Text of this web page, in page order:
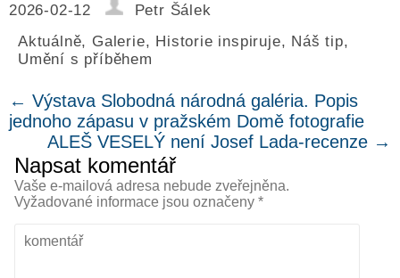
2026-02-12
Petr Šálek
Aktuálně, Galerie, Historie inspiruje, Náš tip,
Umění s příběhem
← Výstava Slobodná národná galéria. Popis
jednoho zápasu v pražském Domě fotografie
ALEŠ VESELÝ není Josef Lada-recenze →
Napsat komentář
Vaše e-mailová adresa nebude zveřejněna.
Vyžadované informace jsou označeny *